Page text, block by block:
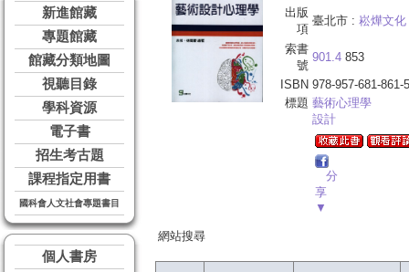
新進館藏
專題館藏
館藏分類地圖
視聽目錄
學科資源
電子書
招生考古題
課程指定用書
國科會人文社會專題書目
個人書房
出版
項
臺北市 : 崧燁文化
索書
號
901.4 853
ISBN 978-957-681-861-5
標題 藝術心理學
設計
分
享
▼
網站搜尋